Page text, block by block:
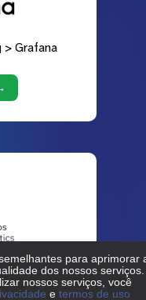
Grafana
Cognos